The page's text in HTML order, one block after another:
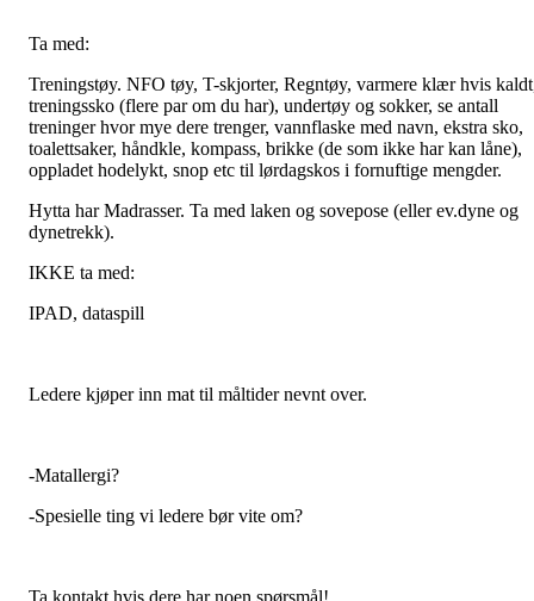
Ta med:
Treningstøy. NFO tøy, T-skjorter, Regntøy, varmere klær hvis
treningssko (flere par om du har), undertøy og sokker, se antall
treninger hvor mye dere trenger, vannflaske med navn, ekstra sko,
toalettsaker, håndkle, kompass, brikke (de som ikke har kan låne),
oppladet hodelykt, snop etc til lørdagskos i fornuftige mengder.
Hytta har Madrasser. Ta med laken og sovepose (eller ev.dyne og
dynetrekk).
IKKE ta med:
IPAD, dataspill
Ledere kjøper inn mat til måltider nevnt over.
-Matallergi?
-Spesielle ting vi ledere bør vite om?